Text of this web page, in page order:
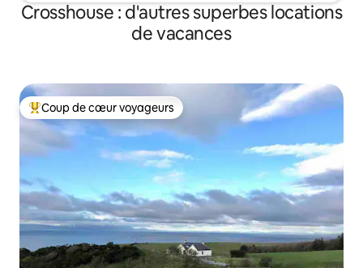
Crosshouse : d'autres superbes locations
de vacances
Coups de cœur voyageurs les plus appréciés
Coup de cœur voyageurs